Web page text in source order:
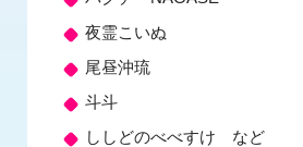
夜霊こいぬ
尾昼沖琉
斗斗
ししどのべべすけ など